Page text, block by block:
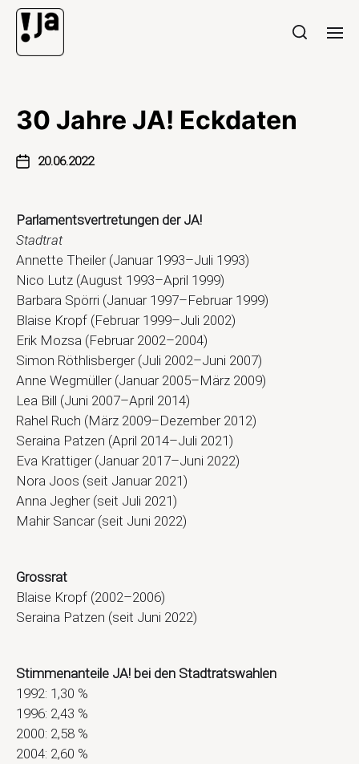
30 Jahre JA! Eckdaten
20.06.2022
Parlamentsvertretungen der JA!
Stadtrat
Annette Theiler (Januar 1993–Juli 1993)
Nico Lutz (August 1993–April 1999)
Barbara Spörri (Januar 1997–Februar 1999)
Blaise Kropf (Februar 1999–Juli 2002)
Erik Mozsa (Februar 2002–2004)
Simon Röthlisberger (Juli 2002–Juni 2007)
Anne Wegmüller (Januar 2005–März 2009)
Lea Bill (Juni 2007–April 2014)
Rahel Ruch (März 2009–Dezember 2012)
Seraina Patzen (April 2014–Juli 2021)
Eva Krattiger (Januar 2017–Juni 2022)
Nora Joos (seit Januar 2021)
Anna Jegher (seit Juli 2021)
Mahir Sancar (seit Juni 2022)
Grossrat
Blaise Kropf (2002–2006)
Seraina Patzen (seit Juni 2022)
Stimmenanteile JA! bei den Stadtratswahlen
1992: 1,30 %
1996: 2,43 %
2000: 2,58 %
2004: 2,60 %